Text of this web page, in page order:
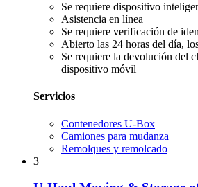
Se requiere dispositivo
Asistencia en línea
Se requiere verificación de
Abierto las 24 horas del día,
Se requiere la devolución del
dispositivo móvil
Servicios
Contenedores U-Box
Camiones para mudanza
Remolques y remolcado
3